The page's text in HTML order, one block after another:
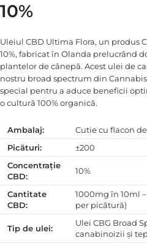
10%
Uleiul CBD Ultima Flora, un produs
10%, fabricat în Olanda prelucrând
plantelor de cânepă. Acest ulei de
nostru broad spectrum din
special pentru a aduce beneficii
o cultură 100% organică.
Ambalaj:
Cutie cu flacon
Picături:
±200
Concentrație
CBD:
10%
Cantitate
CBD:
1000mg în 10ml –
per picătură)
Tip de ulei:
Ulei CBG Broad
canabinoizii și